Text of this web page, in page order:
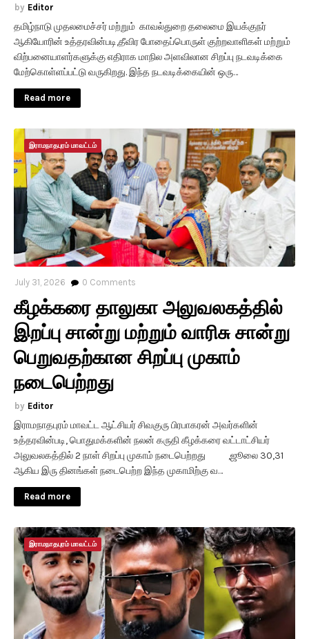
Editor
தமிழ்நாடு முதலமைச்சர் மற்றும் காவல்துறை தலைமை இயக்குநர்
ஆகியோரின் உத்தரவின்படி,தீவிர போதைப்பொருள் குற்றவாளிகள் மற்றும்
விற்பனையாளர்களுக்கு எதிராக மாநில அளவிலான சிறப்பு நடவடிக்கை
மேற்கொள்ளப்பட்டு வருகிறது. இந்த நடவடிக்கையின் ஒரு…
Read more
இராமநாதபுரம் மாவட்டம்
July 31, 2026 0 Comments
கீழக்கரை தாலுகா அலுவலகத்தில்
இறப்பு சான்று மற்றும் வாரிசு சான்று
பெறுவதற்கான சிறப்பு முகாம்
நடைபெற்றது
Editor
இராமநாதபுரம் மாவட்ட ஆட்சியர் சிவகுரு பிரபாகரன் அவர்களின்
உத்தரவின்படி, பொதுமக்களின் நலன் கருதி கீழக்கரை வட்டாட்சியர்
அலுவலகத்தில் 2 நாள் சிறப்பு முகாம் நடைபெற்றது ,ஜூலை 30,31
ஆகிய இரு தினங்கள் நடைபெற்ற இந்த முகாமிற்கு வ…
Read more
இராமநாதபுரம் மாவட்டம்